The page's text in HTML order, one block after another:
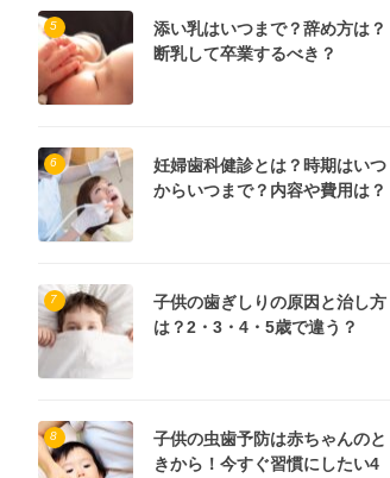
5
添い乳はいつまで？辞め方は？
断乳して卒業するべき？
6
妊婦歯科健診とは？時期はいつ
からいつまで？内容や費用は？
7
子供の歯ぎしりの原因と治し方
は？2・3・4・5歳で違う？
8
子供の虫歯予防は赤ちゃんのと
きから！今すぐ習慣にしたい4